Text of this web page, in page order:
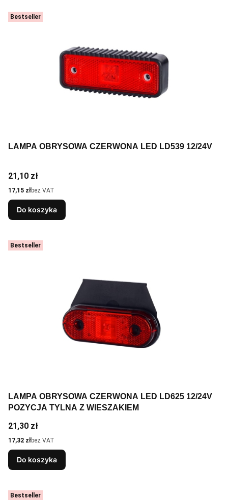
Bestseller
LAMPA OBRYSOWA CZERWONA LED LD539 12/24V
Cena
21,10 zł
Cena
17,15 złbez VAT
Do koszyka
Bestseller
LAMPA OBRYSOWA CZERWONA LED LD625 12/24V
POZYCJA TYLNA Z WIESZAKIEM
Cena
21,30 zł
Cena
17,32 złbez VAT
Do koszyka
Bestseller